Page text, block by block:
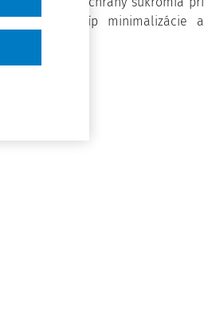
na princíp minimalizácie a